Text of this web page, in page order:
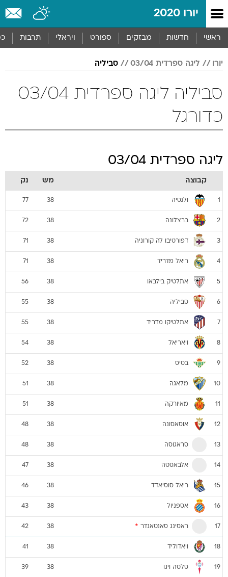
יורו 2020
ראשי חדשות מבזקים ספורט ויראלי תרבות
יורו ליגה ספרדית 03/04 סביליה
סביליה ליגה ספרדית 03/04
כדורגל
ליגה ספרדית 03/04
קבוצה מש נק
1 ולנסיה 38
77
2 ברצלונה 38
72
3 דפורטיבו לה קורוניה 38
71
4 ריאל מדריד 38
71
5 אתלטיק בילבאו 38
56
6 סביליה 38
55
7 אתלטיקו מדריד 38
55
8 ויאריאל 38
54
9 בטיס 38
52
10 מלאגה 38
51
11 מאיורקה 38
51
12 אוסאסונה 38
48
13 סראגוסה 38
48
14 אלבאסטה 38
47
15 ריאל סוסיאדד 38
46
16 אספניול 38
43
17 ראסינג סאנטאנדר *
38
42
18 ויאדוליד 38
41
19 סלטה ויגו 38
39